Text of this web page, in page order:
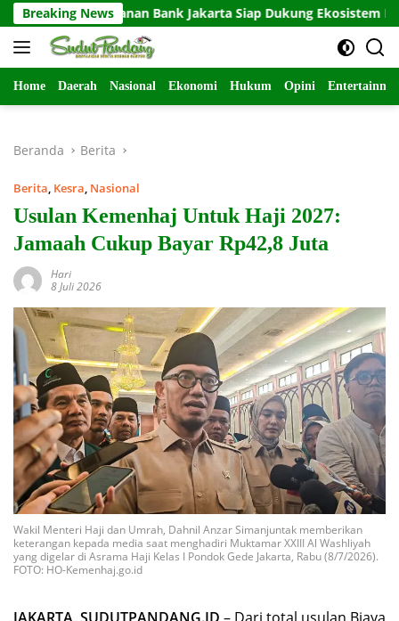
Langsung
ke
konten
Breaking News
Layanan Bank Jakarta Siap Dukung Ekosistem Persija
Home Daerah Nasional Ekonomi Hukum Opini
Beranda Berita
Berita, Kesra, Nasional
Usulan Kemenhaj Untuk Haji 2027:
Jamaah Cukup Bayar Rp42,8 Juta
Hari
8 Juli 2026
Wakil Menteri Haji dan Umrah, Dahnil Anzar Simanjuntak memberikan
keterangan kepada media saat menghadiri Muktamar XXIII Al Washliyah
yang digelar di Asrama Haji Kelas I Pondok Gede Jakarta, Rabu (8/7/2026).
FOTO: HO-Kemenhaj.go.id
JAKARTA, SUDUTPANDANG.ID – Dari total usulan Biaya